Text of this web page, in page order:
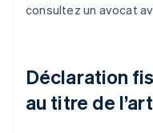
consultez un avocat
Déclaration
au titre de